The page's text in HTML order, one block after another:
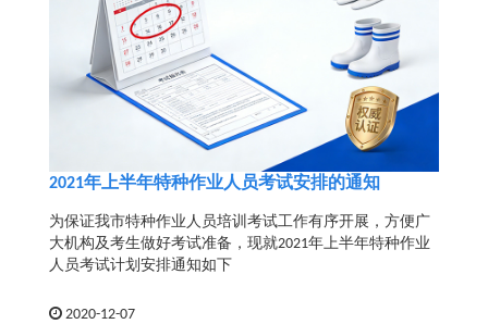
​2021年上半年特种作业人员考试安排的通知
为保证我市特种作业人员培训考试工作有序开展，方便广
大机构及考生做好考试准备，现就2021年上半年特种作业
人员考试计划安排通知如下
2020-12-07